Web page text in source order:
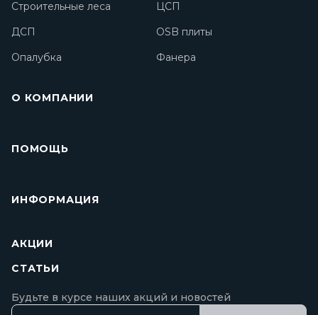
Строительные леса
ЦСП
ДСП
OSB плиты
Опалубка
Фанера
О КОМПАНИИ
ПОМОЩЬ
ИНФОРМАЦИЯ
АКЦИИ
СТАТЬИ
Будьте в курсе наших акций и новостей